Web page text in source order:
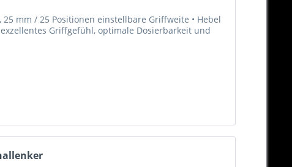
mm / 25 Positionen einstellbare Griffweite • Hebel
Griffgefühl, optimale Dosierbarkeit und